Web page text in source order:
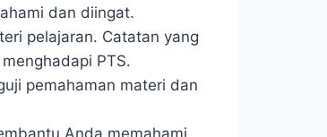
dan diingat.
pelajaran. Catatan yang
PTS.
pemahaman materi dan
Anda memahami